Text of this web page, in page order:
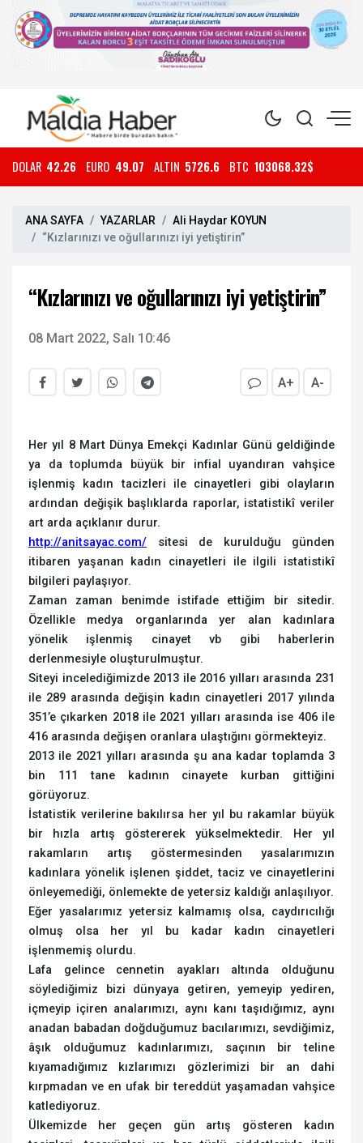
DOLAR 42.26 EURO 49.07 ALTIN 5726.6 BTC 103068.32$
ANA SAYFA YAZARLAR
Ali Haydar KOYUN
“Kızlarınızı ve oğullarınızı iyi yetiştirin”
“Kızlarınızı ve oğullarınızı iyi yetiştirin”
08 Mart 2022, Salı 10:46
A+ A-
Her yıl 8 Mart Dünya Emekçi Kadınlar Günü geldiğinde
ya da toplumda büyük bir infial uyandıran vahşice
işlenmiş kadın tacizleri ile cinayetleri gibi olayların
ardından değişik başlıklarda raporlar, istatistikî veriler
art arda açıklanır durur.
http://anitsayac.com/ sitesi de kurulduğu günden
itibaren yaşanan kadın cinayetleri ile ilgili istatistikî
bilgileri paylaşıyor.
Zaman zaman benimde istifade ettiğim bir sitedir.
Özellikle medya organlarında yer alan kadınlara
yönelik işlenmiş cinayet vb gibi haberlerin
derlenmesiyle oluşturulmuştur.
Siteyi incelediğimizde 2013 ile 2016 yılları arasında 231
ile 289 arasında değişin kadın cinayetleri 2017 yılında
351’e çıkarken 2018 ile 2021 yılları arasında ise 406 ile
416 arasında değişen oranlara ulaştığını görmekteyiz.
2013 ile 2021 yılları arasında şu ana kadar toplamda 3
bin 111 tane kadının cinayete kurban gittiğini
görüyoruz.
İstatistik verilerine bakılırsa her yıl bu rakamlar büyük
bir hızla artış göstererek yükselmektedir. Her yıl
rakamların artış göstermesinden yasalarımızın
kadınlara yönelik işlenen şiddet, taciz ve cinayetlerini
önleyemediği, önlemekte de yetersiz kaldığı anlaşılıyor.
Eğer yasalarımız yetersiz kalmamış olsa, caydırıcılığı
olmuş olsa her yıl bu kadar kadın cinayetleri
işlenmemiş olurdu.
Lafa gelince cennetin ayakları altında olduğunu
söylediğimiz bizi dünyaya getiren, yemeyip yediren,
içmeyip içiren analarımızı, aynı kanı taşıdığımız, aynı
anadan babadan doğduğumuz bacılarımızı, sevdiğimiz,
âşık olduğumuz kadınlarımızı, saçının bir teline
kıyamadığımız kızlarımızı gözlerimizi bir an dahi
kırpmadan ve en ufak bir tereddüt yaşamadan vahşice
katlediyoruz.
Ülkemizde her geçen gün artış gösteren kadın